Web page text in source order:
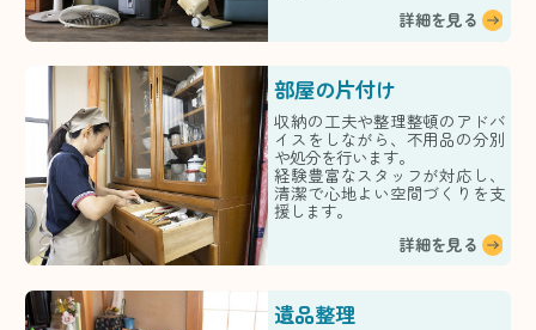
詳細を見る
部屋の片付け
収納の工夫や整理整頓のアドバ
イスをしながら、不用品の分別
や処分を行います。
経験豊富なスタッフが対応し、
清潔で心地よい空間づくりを支
援します。
詳細を見る
遺品整理